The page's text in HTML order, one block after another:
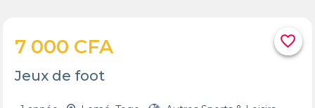
favorite_border
7 000 CFA
Jeux de foot